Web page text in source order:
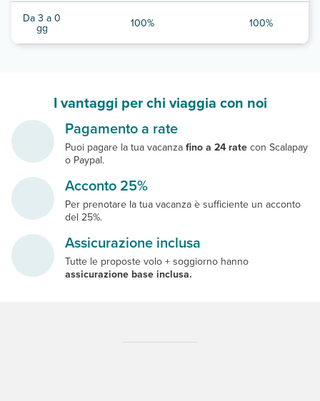
Da 3 a 0
gg 100% 100%
I vantaggi per chi viaggia con noi
Pagamento a rate
Puoi pagare la tua vacanza fino a 24 rate con Scalapay
o Paypal.
Acconto 25%
Per prenotare la tua vacanza è sufficiente un acconto
del 25%.
Assicurazione inclusa
Tutte le proposte volo + soggiorno hanno
assicurazione base inclusa.